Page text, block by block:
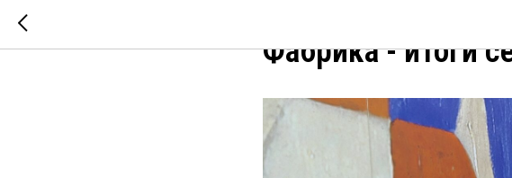
Фабрика - итоги